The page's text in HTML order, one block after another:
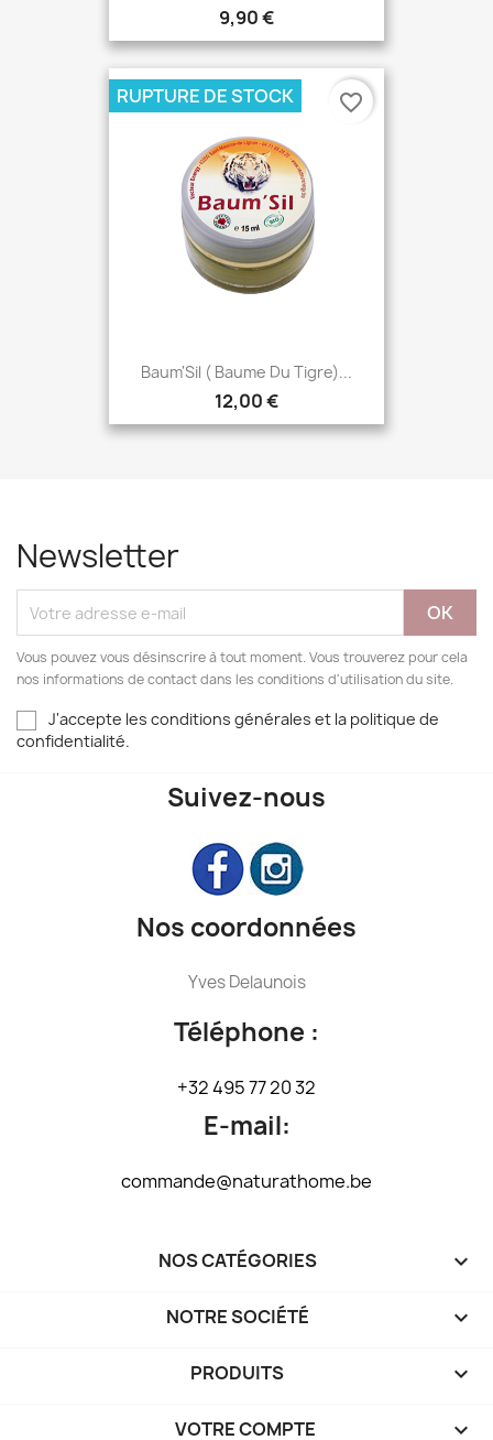
9,90 €
Baum'Sil ( Baume Du Tigre)...
12,00 €
RUPTURE DE STOCK favorite_border
Newsletter
Vous pouvez vous désinscrire à tout moment. Vous trouverez pour cela
nos informations de contact dans les conditions d'utilisation du site.
J'accepte les conditions générales et la politique de
confidentialité.
Suivez-nous
Nos coordonnées
Yves Delaunois
Téléphone :
+32 495 77 20 32
E-mail:
commande@naturathome.be
NOS CATÉGORIES 
NOTRE SOCIÉTÉ 
PRODUITS 
VOTRE COMPTE 